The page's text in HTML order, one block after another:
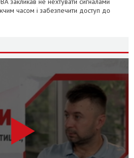
часом і забезпечити доступ до